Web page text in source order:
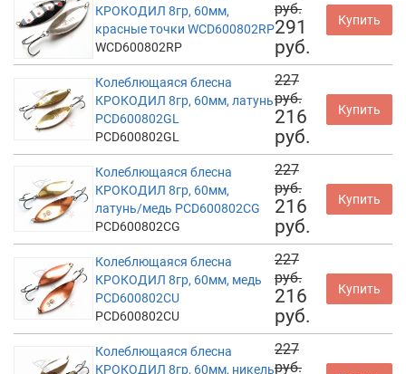
КРОКОДИЛ 8гр, 60мм,
красные точки WCD600802RP
WCD600802RP
руб.
291
руб.
Купить
Колеблющаяся блесна
КРОКОДИЛ 8гр, 60мм, латунь
PCD600802GL
PCD600802GL
227
руб.
216
руб.
Купить
Колеблющаяся блесна
КРОКОДИЛ 8гр, 60мм,
латунь/медь PCD600802CG
PCD600802CG
227
руб.
216
руб.
Купить
Колеблющаяся блесна
КРОКОДИЛ 8гр, 60мм, медь
PCD600802CU
PCD600802CU
227
руб.
216
руб.
Купить
Колеблющаяся блесна
КРОКОДИЛ 8гр, 60мм, никель
227
руб.